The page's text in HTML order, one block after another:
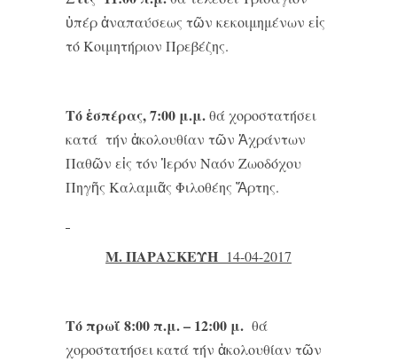
ὑπέρ ἀναπαύσεως τῶν κεκοιμημένων εἰς
τό Κοιμητήριον Πρεβέζης.
Τό ἑσπέρας, 7:00 μ.μ.θά χοροστατήσει
κατά τήν ἀκολουθίαν τῶν Ἀχράντων
Παθῶν εἰς τόν Ἱερόν Ναόν Ζωοδόχου
Πηγῆς Καλαμιᾶς Φιλοθέης Ἄρτης.
Μ. ΠΑΡΑΣΚΕΥΗ 14-04-2017
Τό πρωΐ 8:00 π.μ. – 12:00 μ. θά
χοροστατήσει κατά τήν ἀκολουθίαν τῶν